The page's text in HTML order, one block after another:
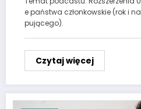
e państwa członkowskie (rok i
pującego).
Czytaj więcej